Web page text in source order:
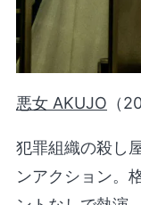
悪女 AKUJO （
犯罪組織の殺し
ンアクション。